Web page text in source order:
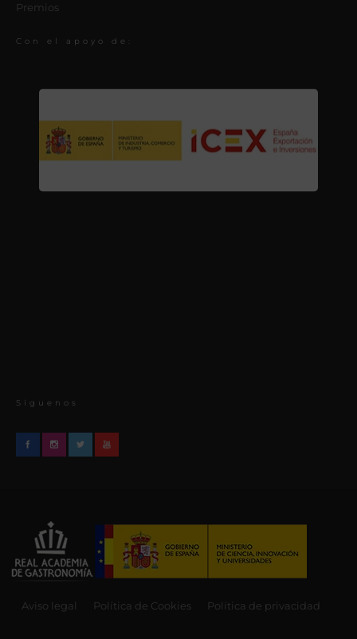
Premios
Con el apoyo de:
Síguenos
Aviso legal Política de Cookies Política de privacidad